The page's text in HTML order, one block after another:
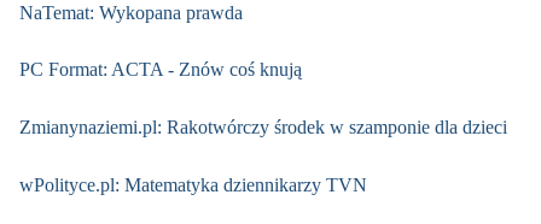
NaTemat: Wykopana prawda
PC Format: ACTA - Znów coś knują
Zmianynaziemi.pl: Rakotwórczy środek w szamponie dla dzieci
wPolityce.pl: Matematyka dziennikarzy TVN